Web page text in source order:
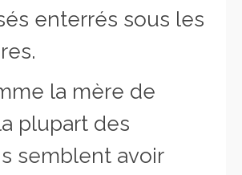
enterrés sous les
la mère de
plupart des
semblent avoir